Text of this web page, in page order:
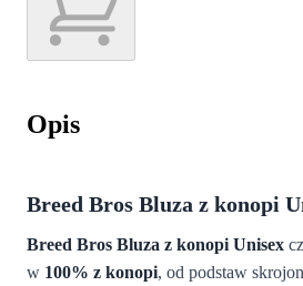
Opis
Breed Bros Bluza z konopi
Breed Bros Bluza z konopi Unisex
w 100% z konopi, od podstaw